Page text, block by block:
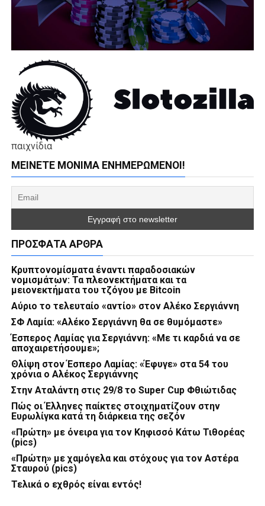
παιχνίδια
ΜΕΊΝΕΤΕ ΜΌΝΙΜΑ ΕΝΗΜΕΡΏΜΕΝΟΙ!
ΠΡΌΣΦΑΤΑ ΆΡΘΡΑ
Κρυπτονομίσματα έναντι παραδοσιακών
νομισμάτων: Τα πλεονεκτήματα και τα
μειονεκτήματα του τζόγου με Bitcoin
Αύριο το τελευταίο «αντίο» στον Αλέκο Σεργιάννη
ΣΦ Λαμία: «Αλέκο Σεργιάννη θα σε θυμόμαστε»
Έσπερος Λαμίας για Σεργιάννη: «Με τι καρδιά να σε
αποχαιρετήσουμε»;
Θλίψη στον Έσπερο Λαμίας: «Έφυγε» στα 54 του
χρόνια ο Αλέκος Σεργιάννης
Στην Αταλάντη στις 29/8 το Super Cup Φθιώτιδας
Πώς οι Έλληνες παίκτες στοιχηματίζουν στην
Ευρωλίγκα κατά τη διάρκεια της σεζόν
«Πρώτη» με όνειρα για τον Κηφισσό Κάτω Τιθορέας
(pics)
«Πρώτη» με χαμόγελα και στόχους για τον Αστέρα
Σταυρού (pics)
Τελικά ο εχθρός είναι εντός!